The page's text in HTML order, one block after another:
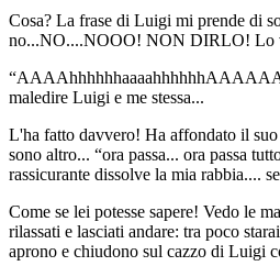
Cosa? La frase di Luigi mi prende di
no...NO....NOOO! NON DIRLO! Lo
maledire Luigi e me stessa...
L'ha fatto davvero! Ha affondato il
sono altro... “ora passa... ora passa
rassicurante dissolve la mia rabbia....
Come se lei potesse sapere! Vedo le
rilassati e lasciati andare: tra poco
aprono e chiudono sul cazzo di Luigi